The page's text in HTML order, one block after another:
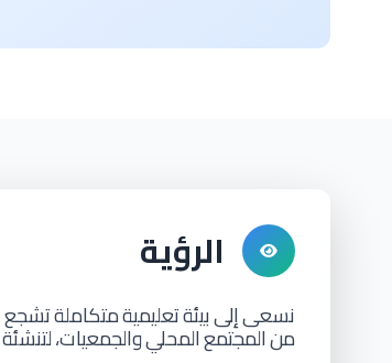
الرؤية
نسعىإلىبيئةتعليميةمتكاملةتشجع
منالمجتمعالمحليوالجمعيات،لتنشئة